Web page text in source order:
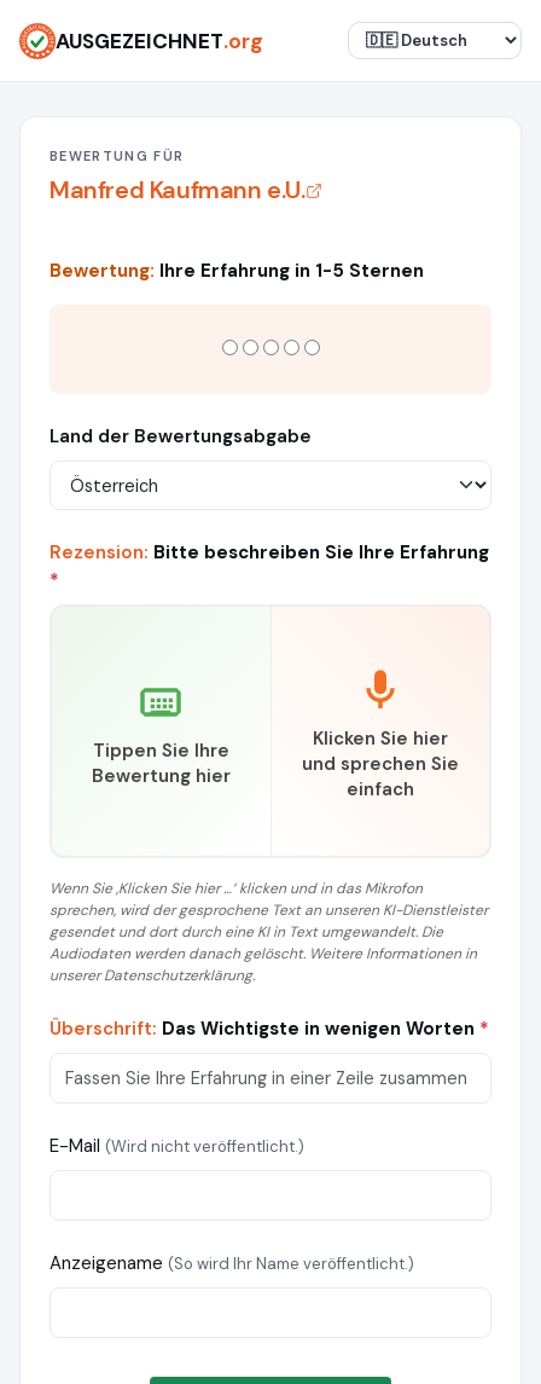
AUSGEZEICHNET.org
BEWERTUNG FÜR
Manfred Kaufmann e.U.
Bewertung: Ihre Erfahrung in 1-5 Sternen
Land der Bewertungsabgabe
Rezension: Bitte beschreiben Sie Ihre Erfahrung
*
Tippen Sie Ihre
Bewertung hier
Klicken Sie hier
und sprechen Sie
einfach
Wenn Sie ‚Klicken Sie hier …‘ klicken und in das Mikrofon
sprechen, wird der gesprochene Text an unseren KI-Dienstleister
gesendet und dort durch eine KI in Text umgewandelt. Die
Audiodaten werden danach gelöscht. Weitere Informationen in
unserer Datenschutzerklärung.
Überschrift: Das Wichtigste in wenigen Worten *
E-Mail (Wird nicht veröffentlicht.)
Anzeigename (So wird Ihr Name veröffentlicht.)